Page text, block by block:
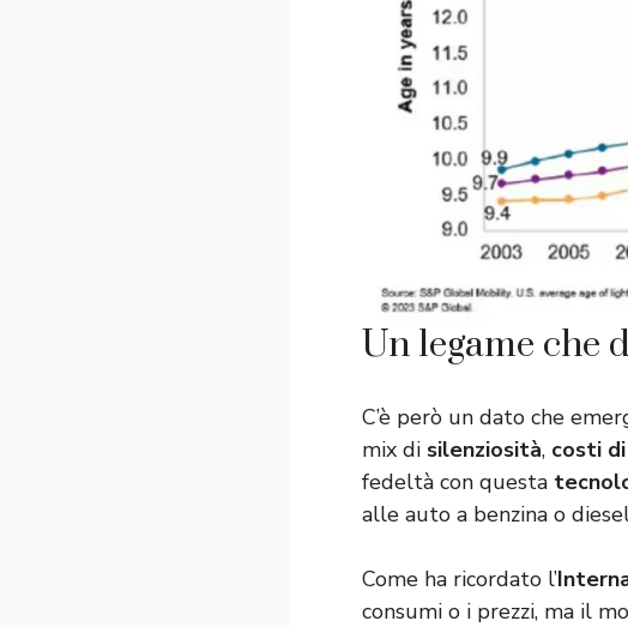
Un legame che
C’è però un dato che
mix di silenziosità, costi
fedeltà con questa
alle auto a benzina o
Come ha ricordato l’
consumi o i prezzi, ma il